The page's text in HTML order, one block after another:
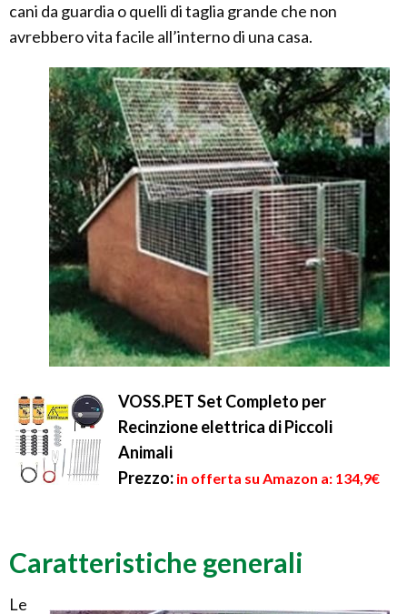
cani da guardia o quelli di taglia grande che non
avrebbero vita facile all’interno di una casa.
VOSS.PET Set Completo per
Recinzione elettrica di Piccoli
Animali
Prezzo: in offerta su Amazon a: 134,9€
Caratteristiche generali
Le